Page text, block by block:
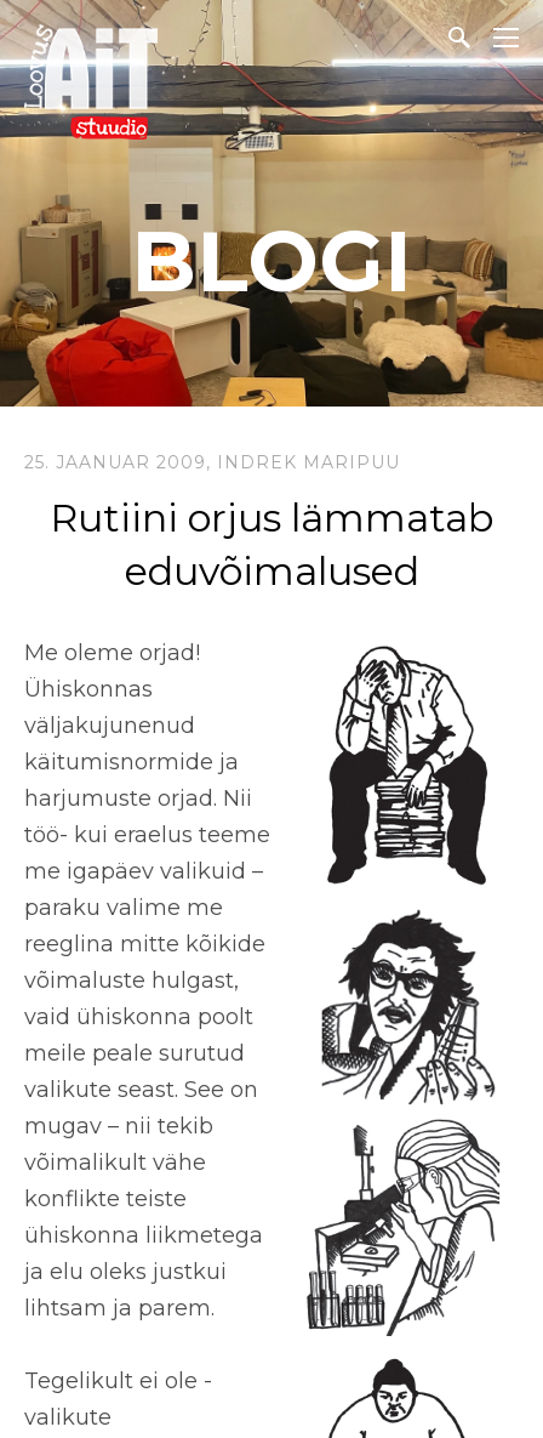
BLOGI
25. JAANUAR 2009, INDREK MARIPUU
Rutiini orjus lämmatab
eduvõimalused
Me oleme orjad!
Ühiskonnas
väljakujunenud
käitumisnormide ja
harjumuste orjad. Nii
töö- kui eraelus teeme
me igapäev valikuid –
paraku valime me
reeglina mitte kõikide
võimaluste hulgast,
vaid ühiskonna poolt
meile peale surutud
valikute seast. See on
mugav – nii tekib
võimalikult vähe
konflikte teiste
ühiskonna liikmetega
ja elu oleks justkui
lihtsam ja parem.
Tegelikult ei ole -
valikute